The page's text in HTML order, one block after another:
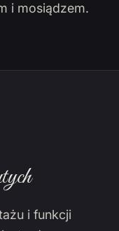
i mosiądzem.
i funkcji